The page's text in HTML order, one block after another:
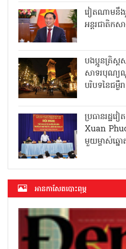
វៀតណាមនឹ
អន្តរជាតិក
បងប្អូនគ្រិ
សាទរបុណ្យ
បរិបទនៃជម្ងឺ
ប្រធានរដ្ឋ
Xuan
មួយម្ចាស់ឆ្
អាន​កាសែត​បោះពុម្ភ